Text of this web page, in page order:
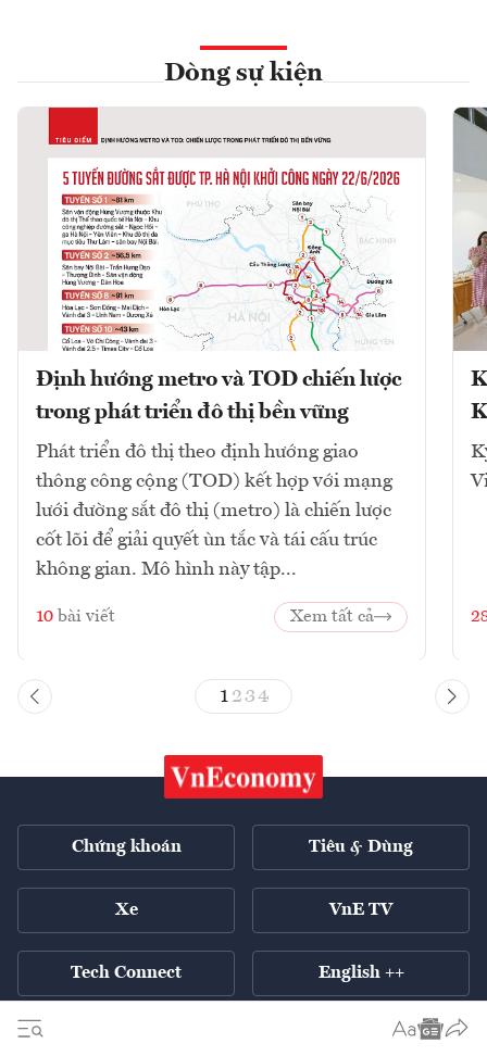
Dòng sự kiện
Định hướng metro và TOD chiến lược
trong phát triển đô thị bền vững
Phát triển đô thị theo định hướng giao
thông công cộng (TOD) kết hợp với mạng
lưới đường sắt đô thị (metro) là chiến lược
cốt lõi để giải quyết ùn tắc và tái cấu trúc
không gian. Mô hình này tập...
10 bài viết Xem tất cả
1 23 4
Chứng khoán Tiêu & Dùng
Xe VnE TV
Tech Connect English ++